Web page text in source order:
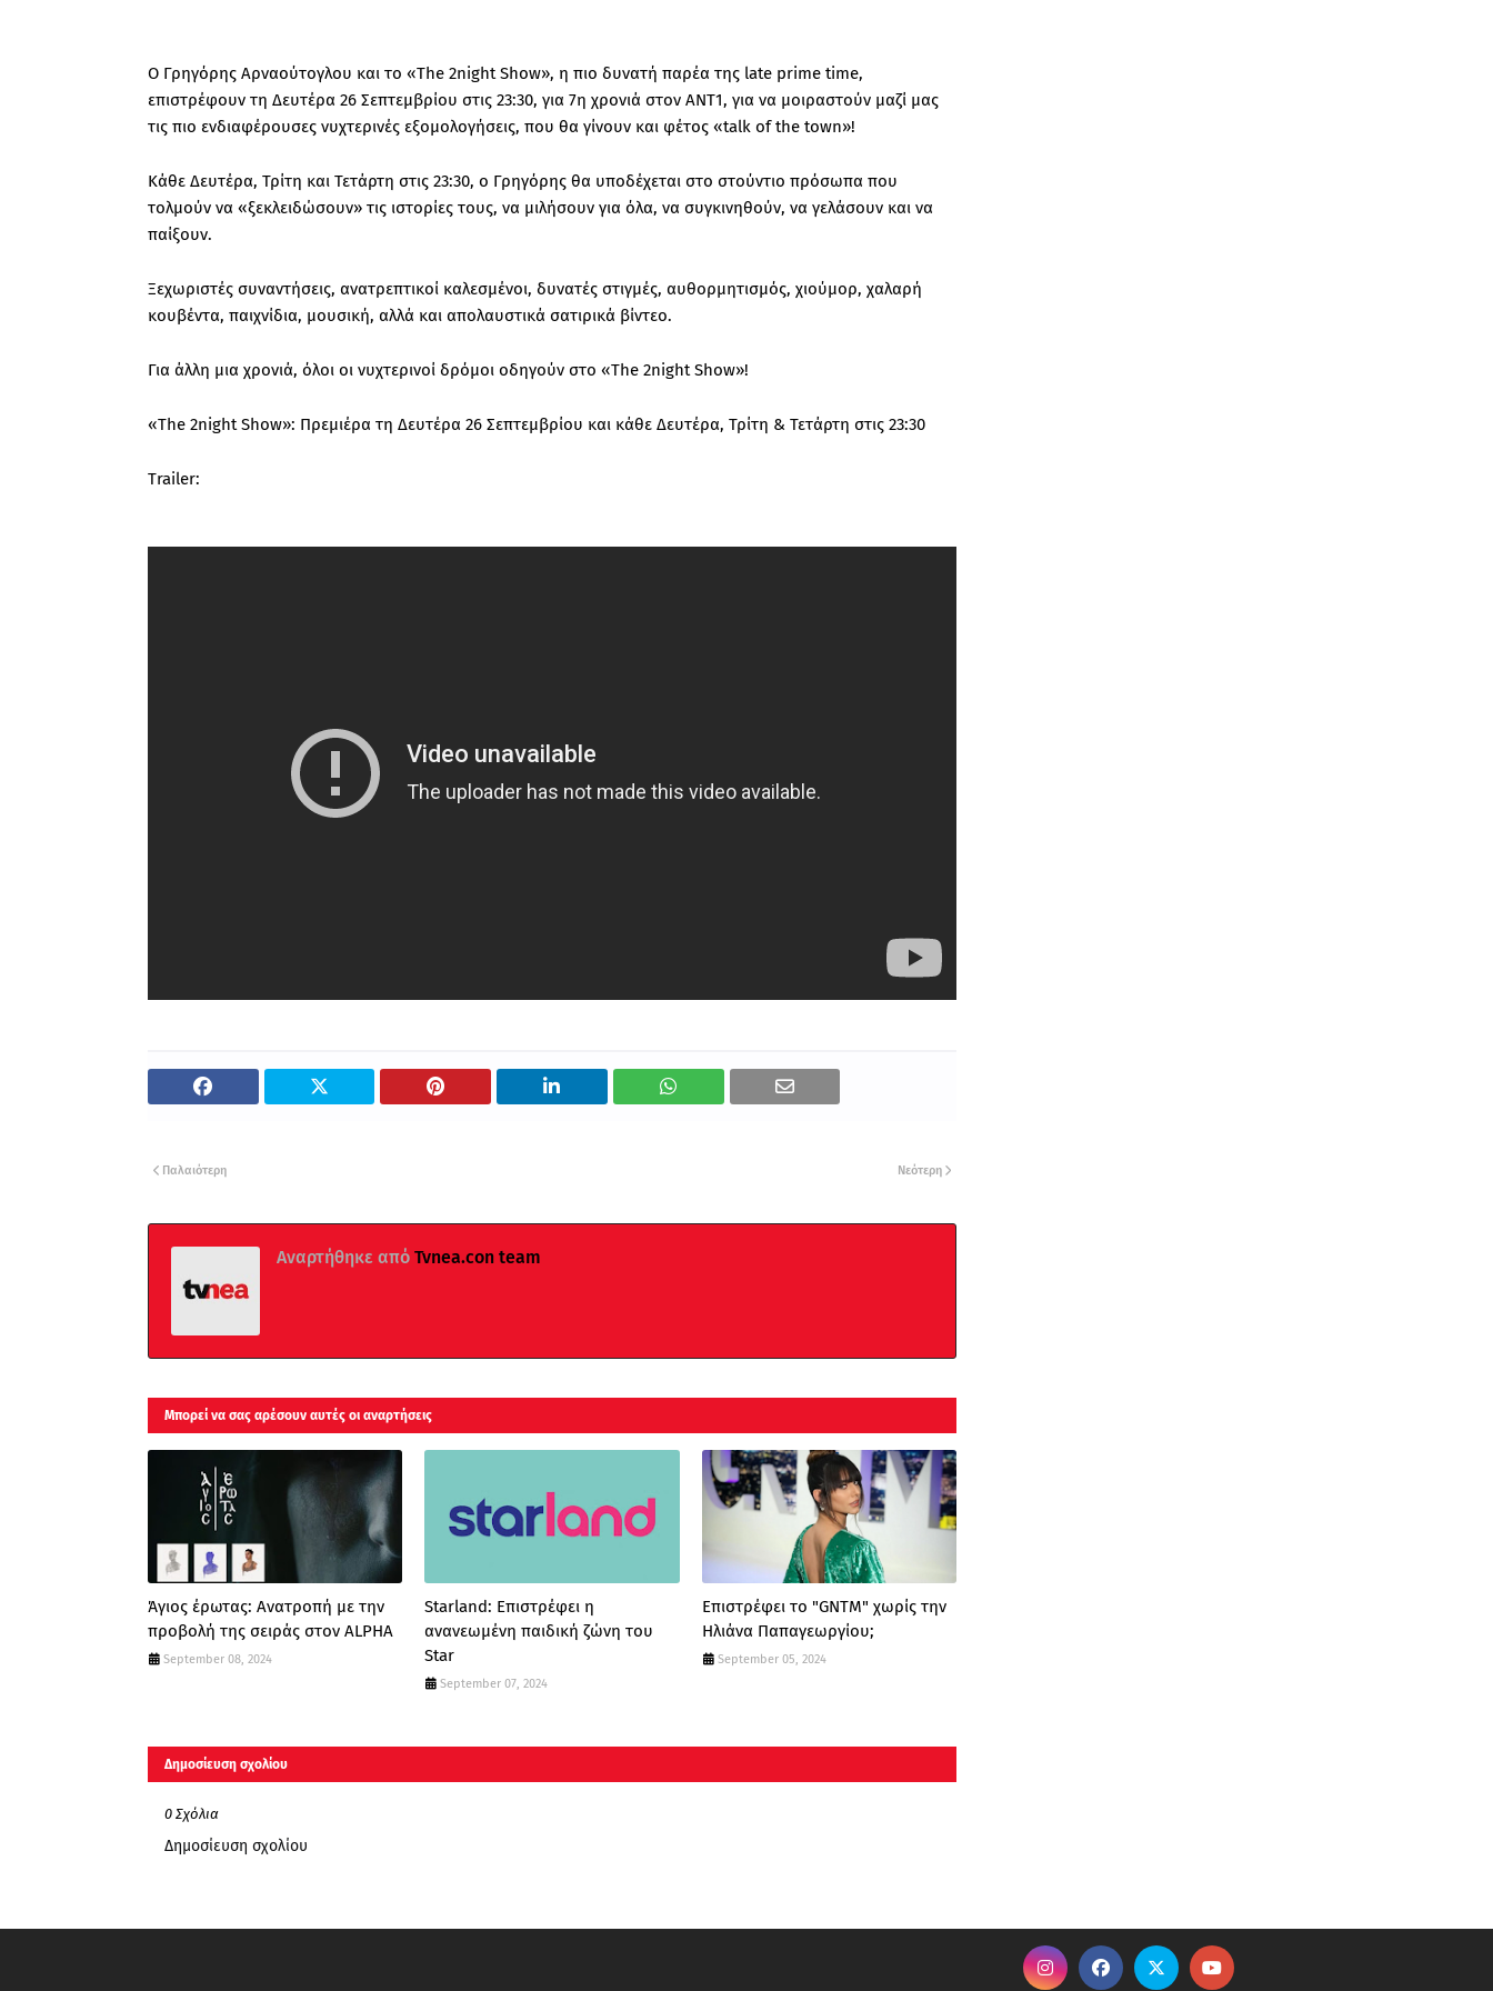
Ο Γρηγόρης Αρναούτογλου και το «The 2night Show», η πιο δυνατή παρέα της late prime time,
επιστρέφουν τη Δευτέρα 26 Σεπτεμβρίου στις 23:30, για 7η χρονιά στον ΑΝΤ1, για να μοιραστούν μαζί μας
τις πιο ενδιαφέρουσες νυχτερινές εξομολογήσεις, που θα γίνουν και φέτος «talk of the town»!
Κάθε Δευτέρα, Τρίτη και Τετάρτη στις 23:30, ο Γρηγόρης θα υποδέχεται στο στούντιο πρόσωπα που
τολμούν να «ξεκλειδώσουν» τις ιστορίες τους, να μιλήσουν για όλα, να συγκινηθούν, να γελάσουν και να
παίξουν.
Ξεχωριστές συναντήσεις, ανατρεπτικοί καλεσμένοι, δυνατές στιγμές, αυθορμητισμός, χιούμορ, χαλαρή
κουβέντα, παιχνίδια, μουσική, αλλά και απολαυστικά σατιρικά βίντεο.
Για άλλη μια χρονιά, όλοι οι νυχτερινοί δρόμοι οδηγούν στο «The 2night Show»!
«The 2night Show»: Πρεμιέρα τη Δευτέρα 26 Σεπτεμβρίου και κάθε Δευτέρα, Τρίτη & Τετάρτη στις 23:30
Trailer:
Νεότερη
Παλαιότερη
Αναρτήθηκε από Tvnea.con team
Μπορεί να σας αρέσουν αυτές οι αναρτήσεις
Άγιος έρωτας: Ανατροπή με την
προβολή της σειράς στον ALPHA
September 08, 2024
Starland: Επιστρέφει η
ανανεωμένη παιδική ζώνη του
Star
September 07, 2024
Επιστρέφει το "GNTM" χωρίς την
Ηλιάνα Παπαγεωργίου;
September 05, 2024
Δημοσίευση σχολίου
0 Σχόλια
Δημοσίευση σχολίου